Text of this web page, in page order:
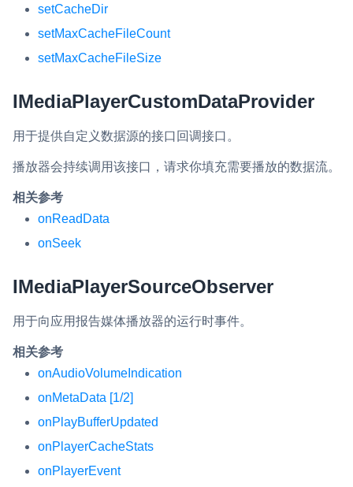
setCacheDir
setMaxCacheFileCount
setMaxCacheFileSize
IMediaPlayerCustomDataProvider
用于提供自定义数据源的接口回调接口。
播放器会持续调用该接口，请求你填充需要播放的数据流。
相关参考
onReadData
onSeek
IMediaPlayerSourceObserver
用于向应用报告媒体播放器的运行时事件。
相关参考
onAudioVolumeIndication
onMetaData [1/2]
onPlayBufferUpdated
onPlayerCacheStats
onPlayerEvent